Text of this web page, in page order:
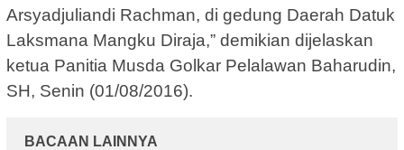
Arsyadjuliandi Rachman, di gedung Daerah Datuk
Laksmana Mangku Diraja,” demikian dijelaskan
ketua Panitia Musda Golkar Pelalawan Baharudin,
SH, Senin (01/08/2016).
BACAAN LAINNYA